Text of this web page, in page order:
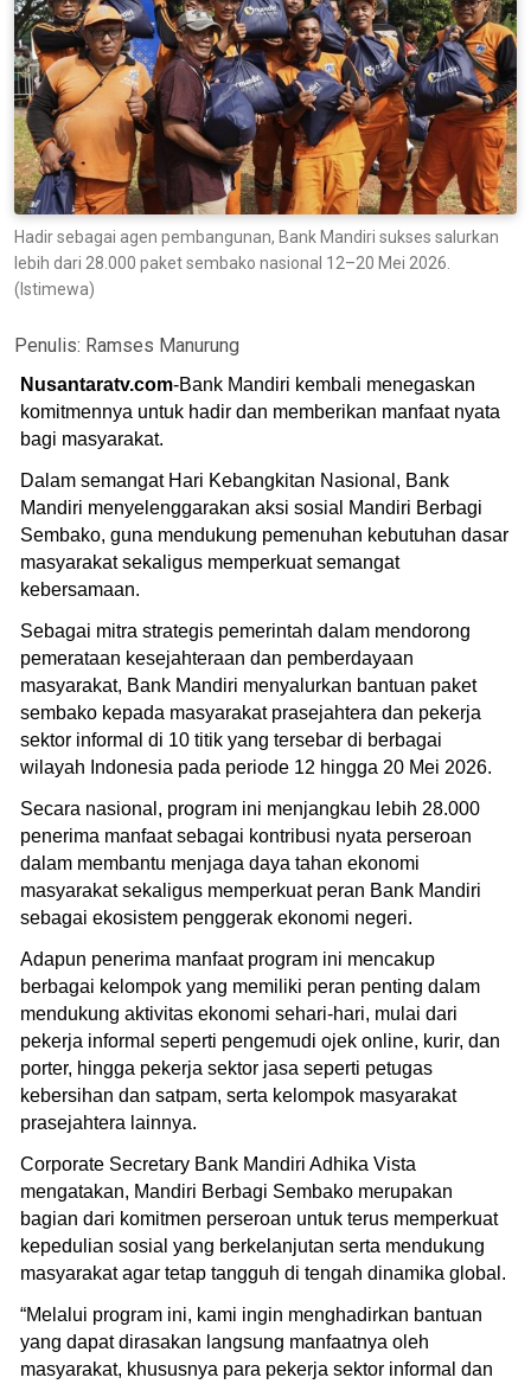
Hadir sebagai agen pembangunan, Bank Mandiri sukses salurkan
lebih dari 28.000 paket sembako nasional 12–20 Mei 2026.
(Istimewa)
Penulis: Ramses Manurung
Nusantaratv.com-Bank Mandiri kembali menegaskan
komitmennya untuk hadir dan memberikan manfaat nyata
bagi masyarakat.
Dalam semangat Hari Kebangkitan Nasional, Bank
Mandiri menyelenggarakan aksi sosial Mandiri Berbagi
Sembako, guna mendukung pemenuhan kebutuhan dasar
masyarakat sekaligus memperkuat semangat
kebersamaan.
Sebagai mitra strategis pemerintah dalam mendorong
pemerataan kesejahteraan dan pemberdayaan
masyarakat, Bank Mandiri menyalurkan bantuan paket
sembako kepada masyarakat prasejahtera dan pekerja
sektor informal di 10 titik yang tersebar di berbagai
wilayah Indonesia pada periode 12 hingga 20 Mei 2026.
Secara nasional, program ini menjangkau lebih 28.000
penerima manfaat sebagai kontribusi nyata perseroan
dalam membantu menjaga daya tahan ekonomi
masyarakat sekaligus memperkuat peran Bank Mandiri
sebagai ekosistem penggerak ekonomi negeri.
Adapun penerima manfaat program ini mencakup
berbagai kelompok yang memiliki peran penting dalam
mendukung aktivitas ekonomi sehari-hari, mulai dari
pekerja informal seperti pengemudi ojek online, kurir, dan
porter, hingga pekerja sektor jasa seperti petugas
kebersihan dan satpam, serta kelompok masyarakat
prasejahtera lainnya.
Corporate Secretary Bank Mandiri Adhika Vista
mengatakan, Mandiri Berbagi Sembako merupakan
bagian dari komitmen perseroan untuk terus memperkuat
kepedulian sosial yang berkelanjutan serta mendukung
masyarakat agar tetap tangguh di tengah dinamika global.
“Melalui program ini, kami ingin menghadirkan bantuan
yang dapat dirasakan langsung manfaatnya oleh
masyarakat, khususnya para pekerja sektor informal dan